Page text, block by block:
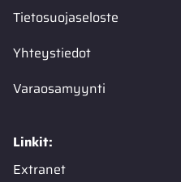
Tietosuojaseloste
Yhteystiedot
Varaosamyynti
Linkit:
Extranet